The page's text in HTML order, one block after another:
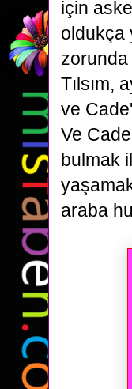
için
oldukça
zorunda
Tılsım,
ve
Ve
bulmak
araba